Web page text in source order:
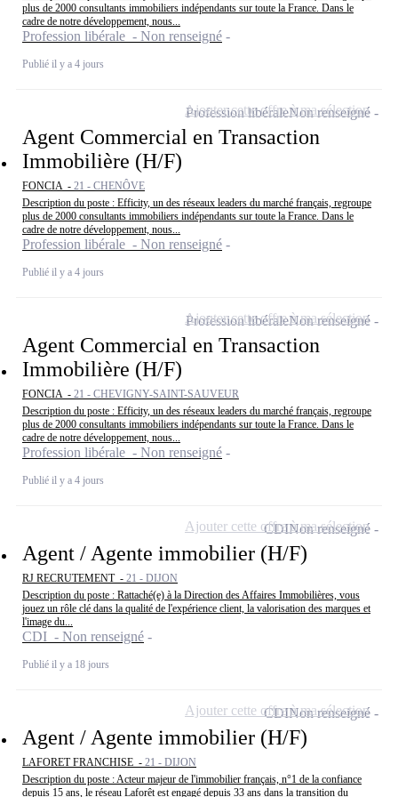
plus de 2000 consultants immobiliers indépendants sur toute la France. Dans le
cadre de notre développement, nous...
Profession libérale - Non renseigné
Publié il y a 4 jours
Agent Commercial en Transaction
Immobilière (H/F)
FONCIA - 21 - CHENÔVE
Description du poste : Efficity, un des réseaux leaders du marché français, regroupe
plus de 2000 consultants immobiliers indépendants sur toute la France. Dans le
cadre de notre développement, nous...
Profession libérale - Non renseigné
Publié il y a 4 jours
Profession libéraleNon renseigné
Ajouter cette offre à ma sélection
Agent Commercial en Transaction
Immobilière (H/F)
FONCIA - 21 - CHEVIGNY-SAINT-SAUVEUR
Description du poste : Efficity, un des réseaux leaders du marché français, regroupe
plus de 2000 consultants immobiliers indépendants sur toute la France. Dans le
cadre de notre développement, nous...
Profession libérale - Non renseigné
Publié il y a 4 jours
Profession libéraleNon renseigné
Ajouter cette offre à ma sélection
Agent / Agente immobilier (H/F)
RJ RECRUTEMENT - 21 - DIJON
Description du poste : Rattaché(e) à la Direction des Affaires Immobilières, vous
jouez un rôle clé dans la qualité de l'expérience client, la valorisation des marques et
l'image du...
CDI - Non renseigné
Publié il y a 18 jours
CDINon renseigné
Ajouter cette offre à ma sélection
Agent / Agente immobilier (H/F)
LAFORET FRANCHISE - 21 - DIJON
Description du poste : Acteur majeur de l'immobilier français, n°1 de la confiance
depuis 15 ans, le réseau Laforêt est engagé depuis 33 ans dans la transition du
CDINon renseigné
Ajouter cette offre à ma sélection